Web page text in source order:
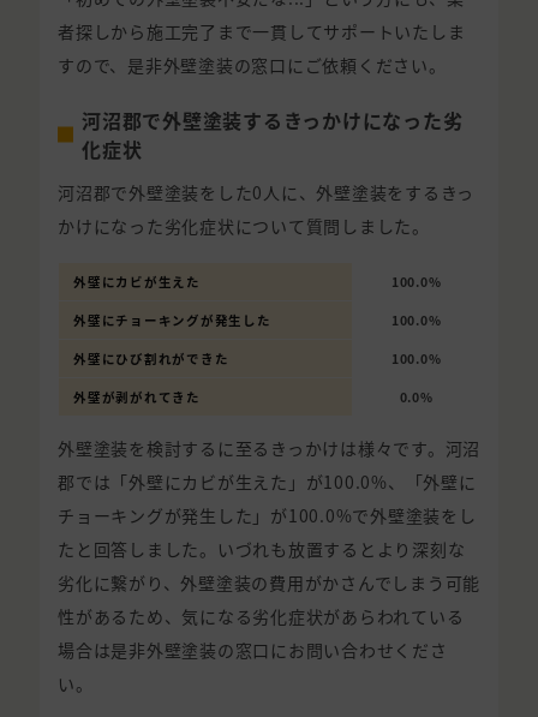
者探しから施工完了まで一貫してサポートいたしま
すので、是非外壁塗装の窓口にご依頼ください。
河沼郡で外壁塗装するきっかけになった劣
化症状
河沼郡で外壁塗装をした0人に、外壁塗装をするきっ
かけになった劣化症状について質問しました。
外壁にカビが生えた 100.0%
外壁にチョーキングが発生した 100.0%
外壁にひび割れができた 100.0%
外壁が剥がれてきた 0.0%
外壁塗装を検討するに至るきっかけは様々です。河沼
郡では「外壁にカビが生えた」が100.0%、「外壁に
チョーキングが発生した」が100.0%で外壁塗装をし
たと回答しました。いづれも放置するとより深刻な
劣化に繋がり、外壁塗装の費用がかさんでしまう可能
性があるため、気になる劣化症状があらわれている
場合は是非外壁塗装の窓口にお問い合わせくださ
い。